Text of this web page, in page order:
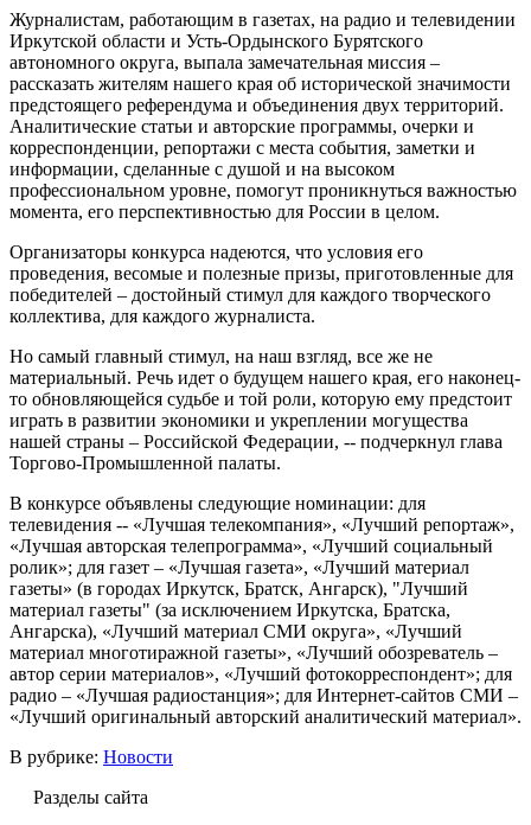
Журналистам, работающим в газетах, на радио и телевидении
Иркутской области и Усть-Ордынского Бурятского
автономного округа, выпала замечательная миссия –
рассказать жителям нашего края об исторической значимости
предстоящего референдума и объединения двух территорий.
Аналитические статьи и авторские программы, очерки и
корреспонденции, репортажи с места события, заметки и
информации, сделанные с душой и на высоком
профессиональном уровне, помогут проникнуться важностью
момента, его перспективностью для России в целом.
Организаторы конкурса надеются, что условия его
проведения, весомые и полезные призы, приготовленные для
победителей – достойный стимул для каждого творческого
коллектива, для каждого журналиста.
Но самый главный стимул, на наш взгляд, все же не
материальный. Речь идет о будущем нашего края, его наконец-
то обновляющейся судьбе и той роли, которую ему предстоит
играть в развитии экономики и укреплении могущества
нашей страны – Российской Федерации, -- подчеркнул глава
Торгово-Промышленной палаты.
В конкурсе объявлены следующие номинации: для
телевидения -- «Лучшая телекомпания», «Лучший репортаж»,
«Лучшая авторская телепрограмма», «Лучший социальный
ролик»; для газет – «Лучшая газета», «Лучший материал
газеты» (в городах Иркутск, Братск, Ангарск), "Лучший
материал газеты" (за исключением Иркутска, Братска,
Ангарска), «Лучший материал СМИ округа», «Лучший
материал многотиражной газеты», «Лучший обозреватель –
автор серии материалов», «Лучший фотокорреспондент»; для
радио – «Лучшая радиостанция»; для Интернет-сайтов СМИ –
«Лучший оригинальный авторский аналитический материал».
В рубрике: Новости
Разделы сайта